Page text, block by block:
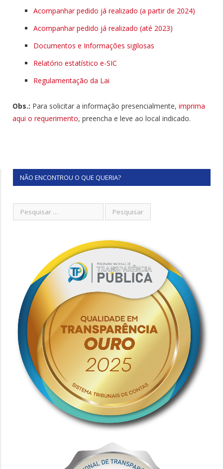
Acompanhar pedido já realizado (a partir de 2024)
Acompanhar pedido já realizado (até 2023)
Documentos e Informações sigilosas
Relatório estatístico e-SIC
Regulamentação da Lai
Obs.: Para solicitar a informação presencialmente, imprima
aqui o requerimento, preencha e leve ao local indicado.
NÃO ENCONTROU O QUE QUERIA?